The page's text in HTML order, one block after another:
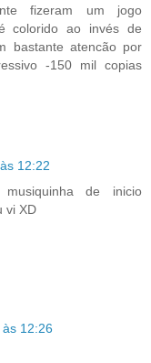
fizeram um jogo
colorido ao invés de
bastante atencão por
-150 mil copias
12:22
de inicio
vi XD
12:26